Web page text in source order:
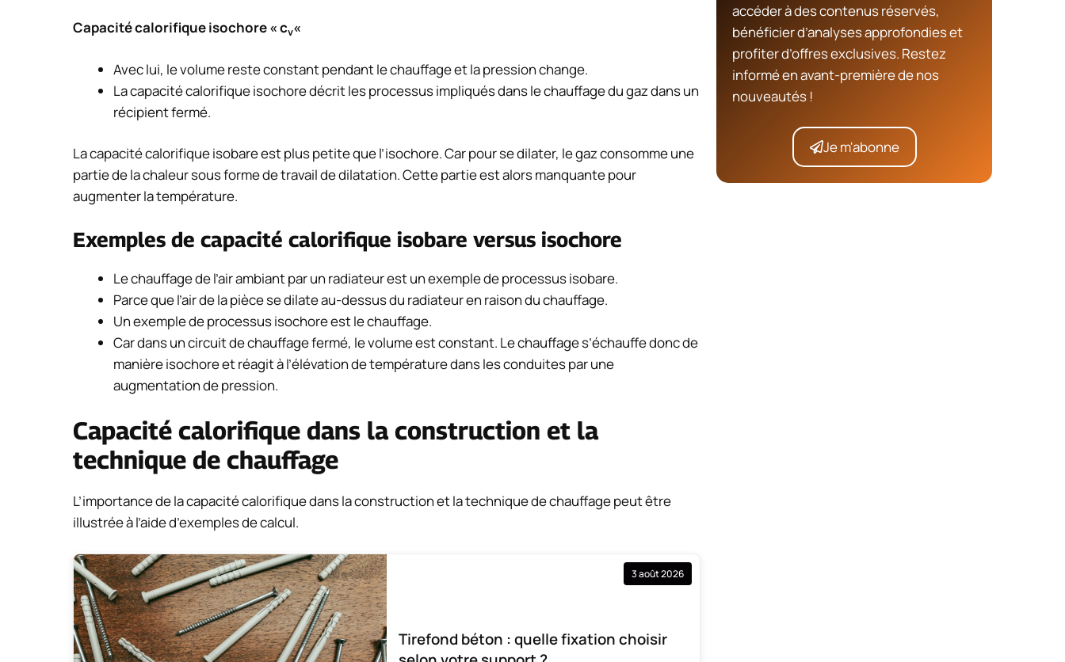
Capacité calorifique isochore « cv«
Avec lui, le volume reste constant pendant le chauffage et la pression change.
La capacité calorifique isochore décrit les processus impliqués dans le chauffage du gaz dans un
récipient fermé.
La capacité calorifique isobare est plus petite que l’isochore. Car pour se dilater, le gaz consomme une
partie de la chaleur sous forme de travail de dilatation. Cette partie est alors manquante pour
augmenter la température.
Exemples de capacité calorifique isobare versus isochore
Le chauffage de l’air ambiant par un radiateur est un exemple de processus isobare.
Parce que l’air de la pièce se dilate au-dessus du radiateur en raison du chauffage.
Un exemple de processus isochore est le chauffage.
Car dans un circuit de chauffage fermé, le volume est constant. Le chauffage s’échauffe donc de
manière isochore et réagit à l’élévation de température dans les conduites par une
augmentation de pression.
Capacité calorifique dans la construction et la
technique de chauffage
L’importance de la capacité calorifique dans la construction et la technique de chauffage peut être
illustrée à l’aide d’exemples de calcul.
3 août 2026
Tirefond béton : quelle fixation choisir
accéder à des contenus réservés,
bénéficier d’analyses approfondies et
profiter d’offres exclusives. Restez
informé en avant-première de nos
nouveautés !
Je m'abonne